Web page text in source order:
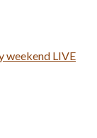
weekend LIVE